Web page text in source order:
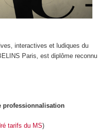
interactives et ludiques du
Paris, est diplôme reconnu
professionnalisation
tarifs du MS)